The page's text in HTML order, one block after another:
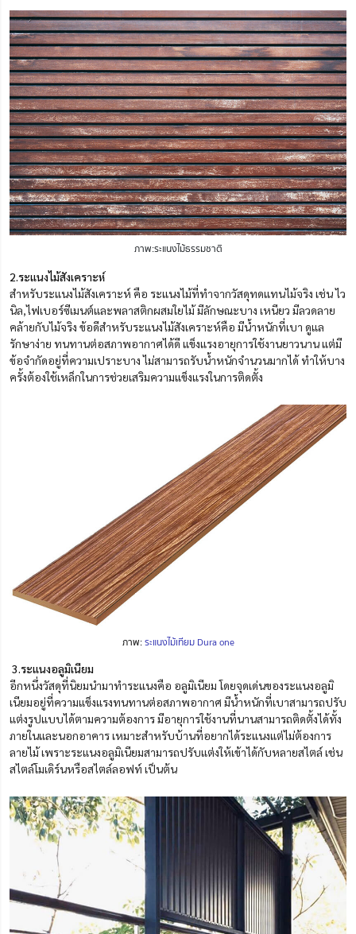
ภาพ:ระแนงไม้ธรรมชาติ
2.ระแนงไม้สังเคราะห์
สำหรับระแนงไม้สังเคราะห์ คือ ระแนงไม้ที่ทำจากวัสดุทดแทนไม้จริง เช่น ไว
นิล,ไฟเบอร์ซีเมนต์และพลาสติกผสมใยไม้ มีลักษณะบาง เหนียว มีลวดลาย
คล้ายกับไม้จริง ข้อดีสำหรับระแนงไม้สังเคราะห์คือ มีน้ำหนักที่เบา ดูแล
รักษาง่าย ทนทานต่อสภาพอากาศได้ดี แข็งแรงอายุการใช้งานยาวนาน แต่มี
ข้อจำกัดอยู่ที่ความเปราะบาง ไม่สามารถรับน้ำหนักจำนวนมากได้ ทำให้บาง
ครั้งต้องใช้เหล็กในการช่วยเสริมความแข็งแรงในการติดตั้ง
ภาพ:ระแนงไม้เทียม Dura one
3.ระแนงอลูมิเนียม
อีกหนึ่งวัสดุที่นิยมนำมาทำระแนงคือ อลูมิเนียม โดยจุดเด่นของระแนงอลูมิ
เนียมอยู่ที่ความแข็งแรงทนทานต่อสภาพอากาศ มีน้ำหนักที่เบาสามารถปรับ
แต่งรูปแบบได้ตามความต้องการ มีอายุการใช้งานที่นานสามารถติดตั้งได้ทั้ง
ภายในและนอกอาคาร เหมาะสำหรับบ้านที่อยากได้ระแนงแต่ไม่ต้องการ
ลายไม้ เพราะระแนงอลูมิเนียมสามารถปรับแต่งให้เข้าได้กับหลายสไตล์ เช่น
สไตล์โมเดิร์นหรือสไตล์ลอฟท์ เป็นต้น